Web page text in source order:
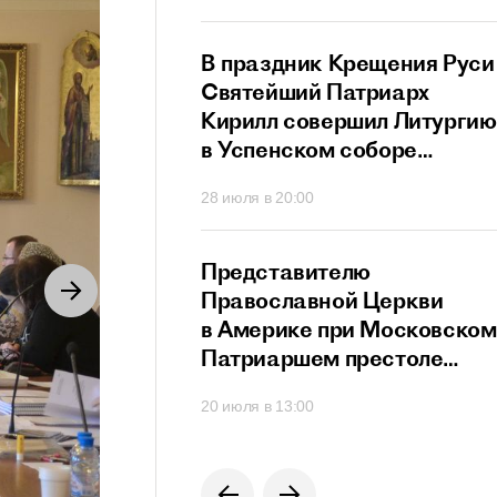
сан
Патриарх
совета
за рубежом
Патриарх
работу
Высшего
Совета
В праздник Крещения Руси
Святейший Патриарх
Кирилл совершил Литургию
в Успенском соборе
28 июля в 20:00
Представителю
Православной Церкви
в Америке при Московском
Патриаршем престоле
Сергия Радонежского
20 июля в 13:00